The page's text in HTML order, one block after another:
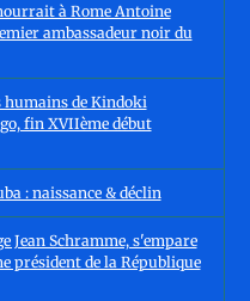
à Rome Antoine
ambassadeur noir du
humains de Kindoki
fin XVIIème début
: naissance & déclin
Jean Schramme, s'empare
président de la République